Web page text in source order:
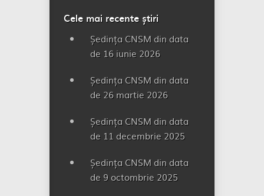
Cele mai recente știri
Ședința CNSM din data
de 16 iunie 2026
Ședința CNSM din data
de 26 martie 2026
Ședința CNSM din data
de 11 decembrie 2025
Ședința CNSM din data
de 9 octombrie 2025